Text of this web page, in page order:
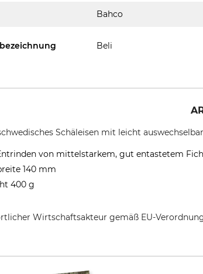
Bahco
Beli
Schäleisen mit leicht
von mittelstarkem, gut entastetem
140 mm
400 g
Wirtschaftsakteur gemäß EU-